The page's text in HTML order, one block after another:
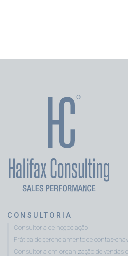
CONSULTORIA
Consultoria de negociação
Prática de gerenciamento de contas-
Consultoria em organização de vendas